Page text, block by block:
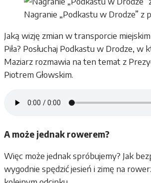
Nagranie „Podkastu w Drodze” z
Jaką wizję zmian w transporcie
Piła? Posłuchaj Podkastu w Drodze, w
Maziarz rozmawia na ten temat z
Piotrem Głowskim.
A może jednak rowerem?
Więc może jednak spróbujemy? Jak
wygodnie spędzić jesień i zimę na